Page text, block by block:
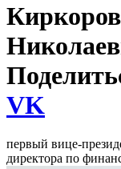
VK
первый вице-
директора по